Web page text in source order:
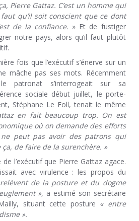
Pierre Gattaz. C’est un homme qui
qu’il soit conscient que ce dont
de la confiance. » Et de fustiger
notre pays, alors qu’il faut plutôt
fois que l’exécutif s’énerve sur un
mâche pas ses mots. Récemment
patronat s’interrogeait sur sa
sociale début juillet, le porte-
Stéphane Le Foll, tenait le même
en fait beaucoup trop. On est
où on demande des efforts
peut pas avoir des patrons qui
ça, de faire de la surenchère. »
l’exécutif que Pierre Gattaz agace.
avec virulence : les propos du
relèvent de la posture et du dogme
», a estimé son secrétaire
situant cette posture « entre
».